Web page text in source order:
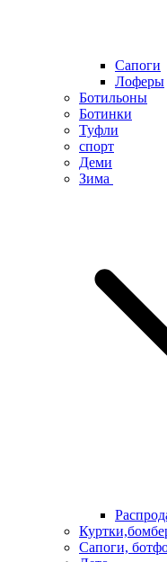
Сапоги
Лоферы
Ботильоны
Ботинки
Туфли
спорт
Деми
Зима
Сапоги,